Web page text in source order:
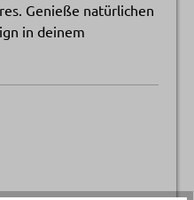
Genieße natürlichen
in deinem